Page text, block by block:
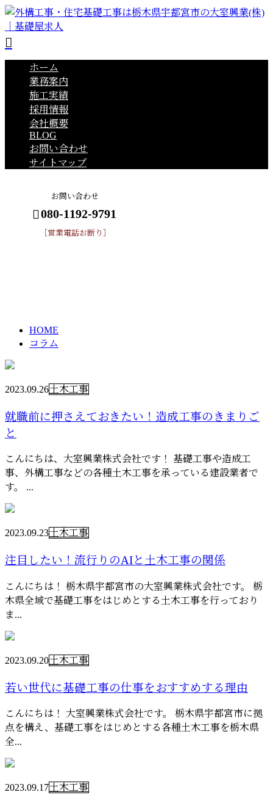
ホーム
業務案内
施工実績
採用情報
会社概要
BLOG
お問い合わせ
サイトマップ
お問い合わせ
080-1192-9791
［営業電話お断り］
HOME
コラム
2023.09.26土木工事
就職前に押さえておきたい！造成工事のきまりご
と
こんにちは、大室興業株式会社です！ 基礎工事や造成工
事、外構工事などの各種土木工事を承っている建設業者で
す。 ...
2023.09.23土木工事
注目したい！流行りのAIと土木工事の関係
こんにちは！ 栃木県宇都宮市の大室興業株式会社です。 栃
木県全域で基礎工事をはじめとする土木工事を行っており
ま...
2023.09.20土木工事
若い世代に基礎工事の仕事をおすすめする理由
こんにちは！ 大室興業株式会社です。 栃木県宇都宮市に拠
点を構え、基礎工事をはじめとする各種土木工事を栃木県
全...
2023.09.17土木工事